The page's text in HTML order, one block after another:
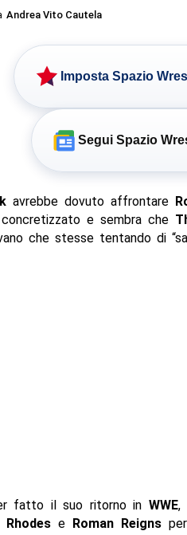
Andrea Vito Cautela
Imposta Spazio
Segui Spazio
avrebbe dovuto affrontare
e sembra che
che stesse tentando di
fatto il suo ritorno in WWE,
e Roman Reigns